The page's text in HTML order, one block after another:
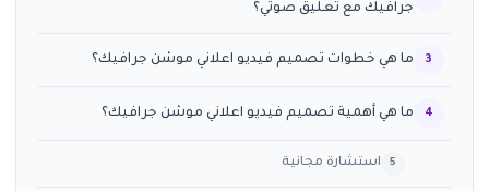
جرافيك مع تعليق صوتي؟
ما هي خطوات تصميم فيديو اعلاني موشن جرافيك؟
ما هي أهمية تصميم فيديو اعلاني موشن جرافيك؟
استشارة مجانية